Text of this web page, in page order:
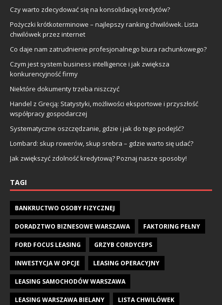
Czy warto zdecydować się na konsolidację kredytów?
Pożyczki krótkoterminowe – najlepszy ranking chwilówek. Lista
chwilówek przez internet
Co daje nam zatrudnienie profesjonalnego biura rachunkowego?
Czym jest system business intelligence i jak zwiększa
konkurencyjność firmy
Niektóre dokumenty trzeba niszczyć
Handel z Grecją: Statystyki, możliwości eksportowe i przyszłość
współpracy gospodarczej
Systematyczne oszczędzanie, gdzie i jak do tego podejść?
Lombard: skup rowerów, skup srebra – gdzie warto się udać?
Jak zwiększyć zdolność kredytową? Poznaj nasze sposoby!
TAGI
BANKRUCTWO OSOBY FIZYCZNEJ
DORADZTWO BIZNESOWE WARSZAWA FAKTORING PEŁNY
FORD FOCUS LEASING GRZYB CORDYCEPS
INWESTYCJA W OPCJE LEASING OPERACYJNY
LEASING SAMOCHODÓW WARSZAWA
LEASING WARSZAWA BIELANY LISTA CHWILÓWEK